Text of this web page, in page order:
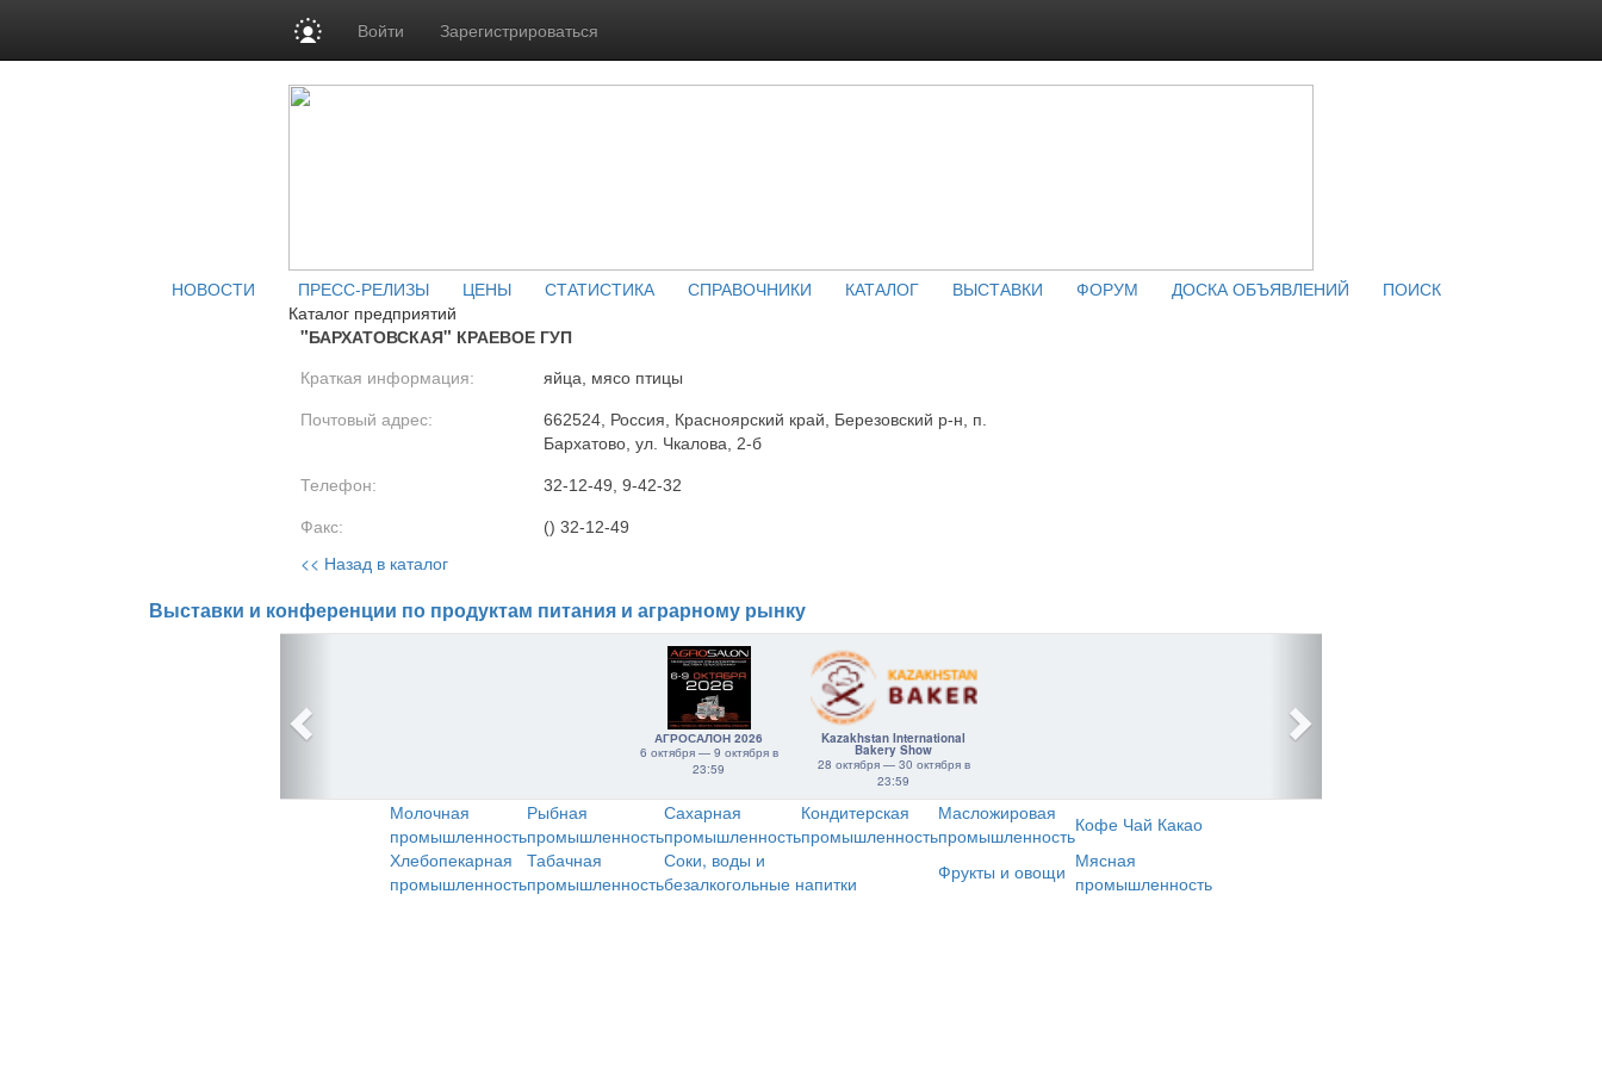
Войти Зарегистрироваться
НОВОСТИ ПРЕСС-РЕЛИЗЫ ЦЕНЫ СТАТИСТИКА СПРАВОЧНИКИ КАТАЛОГ ВЫСТАВКИ ФОРУМ ДОСКА ОБЪЯВЛЕНИЙ
ПОИСК
Каталог предприятий
"БАРХАТОВСКАЯ" КРАЕВОЕ ГУП
Краткая информация: яйца, мясо птицы
Почтовый адрес:
662524, Россия, Красноярский край, Березовский р-н, п.
Бархатово, ул. Чкалова, 2-б
Телефон: 32-12-49, 9-42-32
Факс: () 32-12-49
<< Назад в каталог
Выставки и конференции по продуктам питания и аграрному рынку
АГРОСАЛОН 2026
6 октября — 9 октября в
23:59
Kazakhstan International
Bakery Show
28 октября — 30 октября в
23:59
Молочная
промышленность
Рыбная
промышленность
Сахарная
промышленность
Кондитерская
промышленность
Масложировая
промышленностьКофе Чай Какао
Хлебопекарная
промышленность
Табачная
промышленность
Соки, воды и
безалкогольные напитки
Фрукты и овощи Мясная
промышленность